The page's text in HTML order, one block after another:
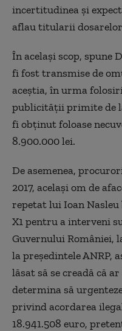
incertitudinea şi
aflau titularii dosarelor
În acelaşi scop, spune
fi fost transmise de
aceştia, în urma
publicităţii primite de
fi obţinut foloase
8.900.000 lei.
De asemenea,
2017, acelaşi om de
repetat lui Ioan
X1 pentru a interveni
Guvernului României,
la preşedintele ANRP,
lăsat să se creadă că
determina să
privind acordarea
18.941.508 euro,